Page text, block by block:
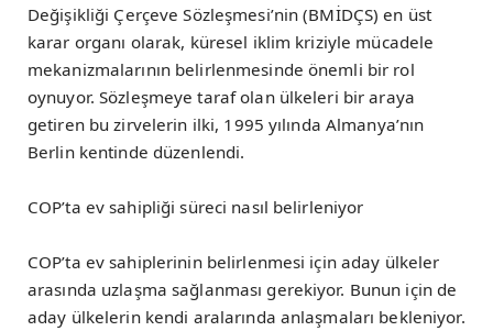
Değişikliği Çerçeve Sözleşmesi’nin (BMİDÇS) en üst
karar organı olarak, küresel iklim kriziyle mücadele
mekanizmalarının belirlenmesinde önemli bir rol
oynuyor. Sözleşmeye taraf olan ülkeleri bir araya
getiren bu zirvelerin ilki, 1995 yılında Almanya’nın
Berlin kentinde düzenlendi.
COP’ta ev sahipliği süreci nasıl belirleniyor
COP’ta ev sahiplerinin belirlenmesi için aday ülkeler
arasında uzlaşma sağlanması gerekiyor. Bunun için de
aday ülkelerin kendi aralarında anlaşmaları bekleniyor.